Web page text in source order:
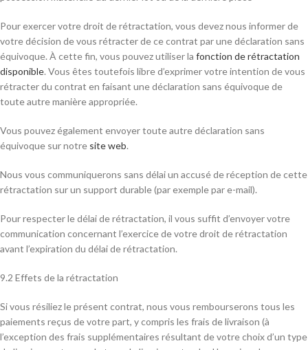
Pour exercer votre droit de rétractation, vous devez nous informer de
votre décision de vous rétracter de ce contrat par une déclaration sans
équivoque. À cette fin, vous pouvez utiliser la fonction de rétractation
disponible. Vous êtes toutefois libre d’exprimer votre intention de vous
rétracter du contrat en faisant une déclaration sans équivoque de
toute autre manière appropriée.
Vous pouvez également envoyer toute autre déclaration sans
équivoque sur notre site web.
Nous vous communiquerons sans délai un accusé de réception de cette
rétractation sur un support durable (par exemple par e-mail).
Pour respecter le délai de rétractation, il vous suffit d’envoyer votre
communication concernant l’exercice de votre droit de rétractation
avant l’expiration du délai de rétractation.
9.2 Effets de la rétractation
Si vous résiliez le présent contrat, nous vous rembourserons tous les
paiements reçus de votre part, y compris les frais de livraison (à
l’exception des frais supplémentaires résultant de votre choix d’un type